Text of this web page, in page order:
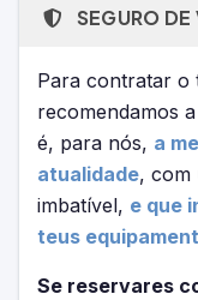
SEGURO DE
Para contratar o
recomendamos a
é, para nós, a
atualidade, com
imbatível, e que
teus
Se reservares